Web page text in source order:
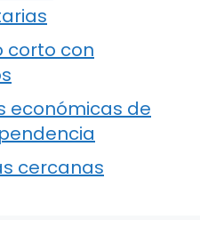
corto con
económicas de
cercanas